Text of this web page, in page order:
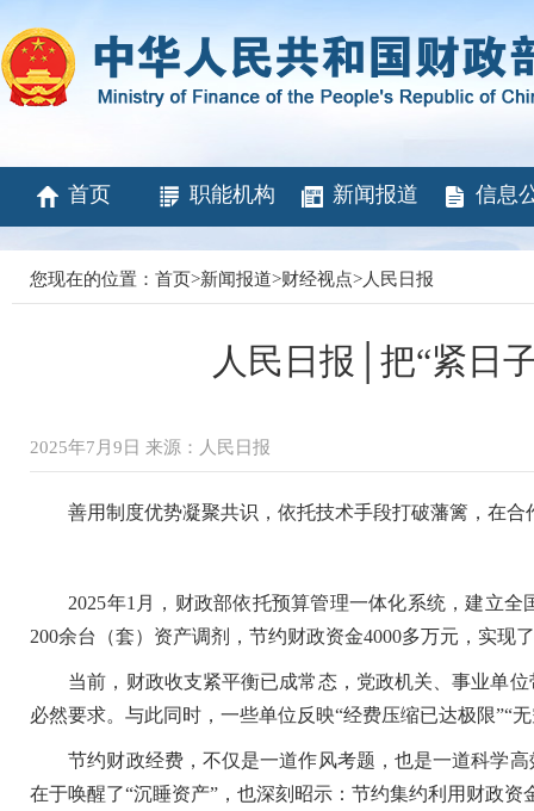
首页 职能机构 新闻报道 信息
您现在的位置： 首页>新闻报道>财经视点>人民日报
人民日报│把“紧日
2025年7月9日 来源：人民日报
善用制度优势凝聚共识，依托技术手段打破藩篱，在
2025年1月，财政部依托预算管理一体化系统，建立全
200余台（套）资产调剂，节约财政资金4000多万元，实现
当前，财政收支紧平衡已成常态，党政机关、事业单位
必然要求。与此同时，一些单位反映“经费压缩已达极限”“
节约财政经费，不仅是一道作风考题，也是一道科学高
在于唤醒了“沉睡资产”，也深刻昭示：节约集约利用财政资